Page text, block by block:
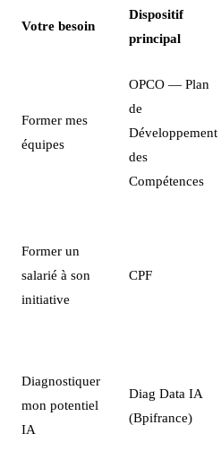
Votre besoin
Dispositif
principal
Former mes
équipes
OPCO — Plan
de
Développement
des
Compétences
Former un
salarié à son
initiative
CPF
Diagnostiquer
mon potentiel
IA
Diag Data IA
(Bpifrance)